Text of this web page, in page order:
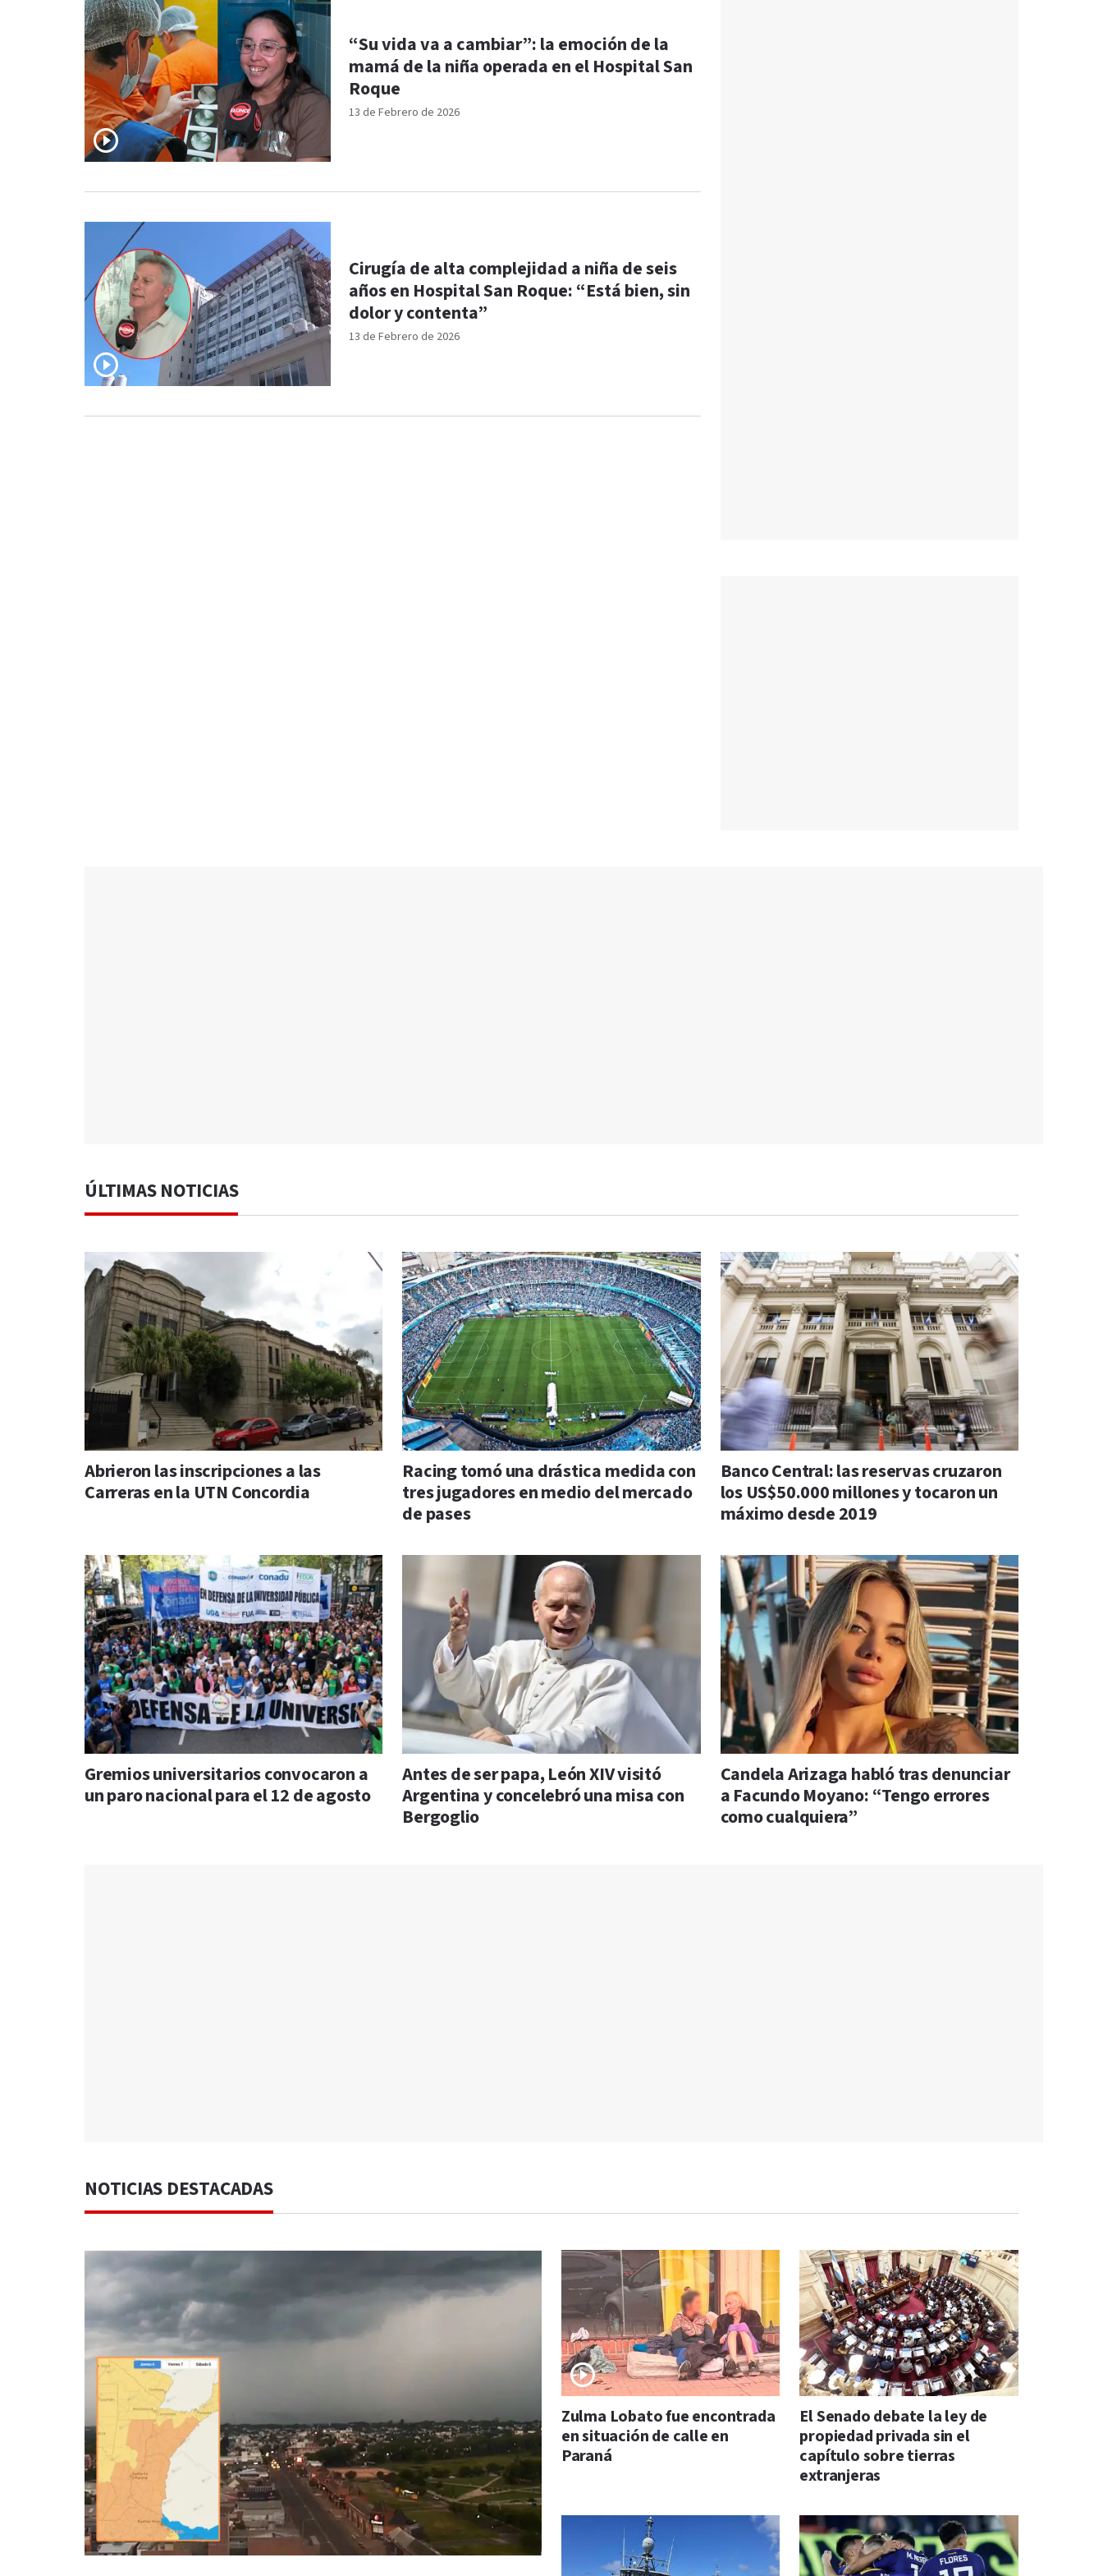
13 de Febrero de 2026
“Su vida va a cambiar”: la emoción de la
mamá de la niña operada en el Hospital San
Roque
13 de Febrero de 2026
Cirugía de alta complejidad a niña de seis
años en Hospital San Roque: “Está bien, sin
dolor y contenta”
ÚLTIMAS NOTICIAS
Abrieron las inscripciones a las
Carreras en la UTN Concordia
Racing tomó una drástica medida con
tres jugadores en medio del mercado
de pases
Banco Central: las reservas cruzaron
los US$50.000 millones y tocaron un
máximo desde 2019
Gremios universitarios convocaron a
un paro nacional para el 12 de agosto
Antes de ser papa, León XIV visitó
Argentina y concelebró una misa con
Bergoglio
Candela Arizaga habló tras denunciar
a Facundo Moyano: “Tengo errores
como cualquiera”
NOTICIAS DESTACADAS
Zulma Lobato fue encontrada
en situación de calle en
Paraná
El Senado debate la ley de
propiedad privada sin el
capítulo sobre tierras
extranjeras